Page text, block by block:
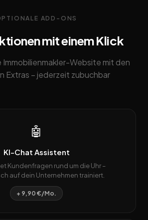
ADD-ONS
mit einem Klick
Immobilienmakler-Website mit den
Extras – jederzeit zubuchbar
🤖
KI-Chat Assistent
Kundenfragen rund um die Uhr –
auf dein Unternehmen trainiert.
+ 9,90 €/Mo.